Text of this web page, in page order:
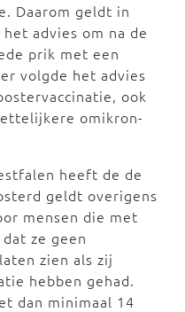
Daarom geldt in
het advies om na de
prik met een
volgde het advies
ook
omikron-
heeft de de
geldt overigens
mensen die met
ze geen
zien als zij
hebben gehad.
dan minimaal 14